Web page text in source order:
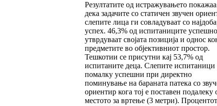
Резултатите од истражувањето покажаа
дека за­да­чите со статичен звучен
слепите ли­ца ги совладуваат со
успех. 46,3% од ис­питаниците успешно
утврдуваат својата позиција и однос
предметите во објек­тив­ниот простор.
Тешкотии се присутни кај 53,7% од
испитаните деца. Слепите испитаници
помалку успешни при директно
поминување на бараната патека со
ориентир кога тој е поставен подалеку
местото за вртење (3 мет­ри).